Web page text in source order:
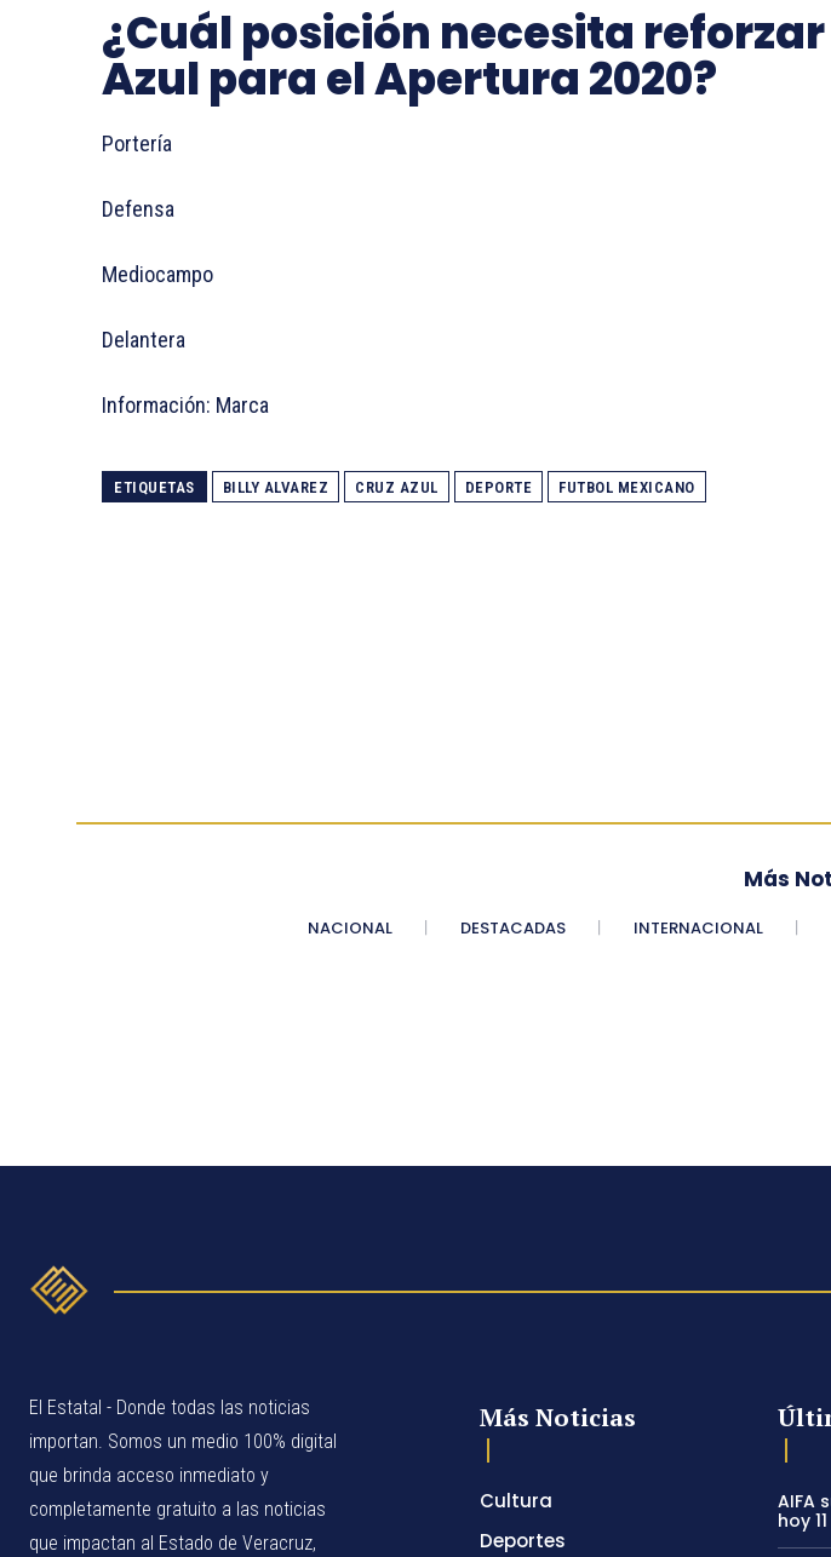
¿Cuál posición necesita
Azul para el Apertura 2020?
Portería
Defensa
Mediocampo
Delantera
Información: Marca
ETIQUETAS BILLY ALVAREZ CRUZ AZUL DEPORTE FUTBOL MEXICANO
Más
NACIONAL DESTACADAS INTERNACIONAL
El Estatal - Donde todas las noticias
importan. Somos un medio 100% digital
que brinda acceso inmediato y
completamente gratuito a las noticias
que impactan al Estado de Veracruz,
Más Noticias
Cultura
Deportes
AIFA
hoy